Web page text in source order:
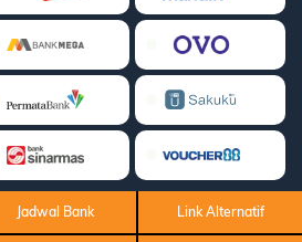
Jadwal Bank Link Alternatif